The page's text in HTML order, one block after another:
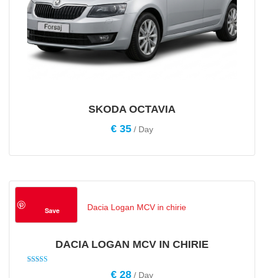
SKODA OCTAVIA
€ 35 / Day
Save
DACIA LOGAN MCV IN CHIRIE
€ 28 / Day